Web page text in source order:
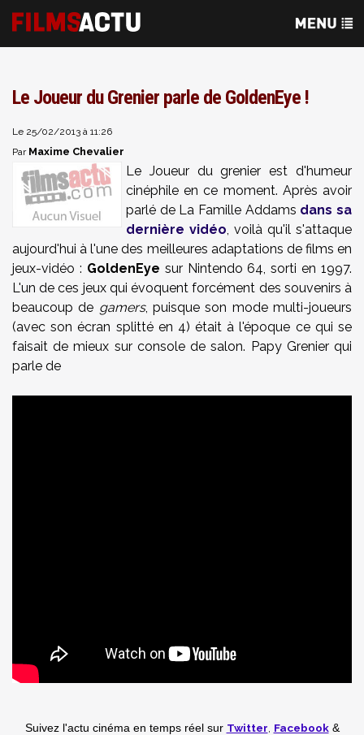
Le Joueur du Grenier parle de GoldenEye !
Le 25/02/2013 à 11:26
Par Maxime Chevalier
Le Joueur du grenier est d'humeur
cinéphile en ce moment. Après avoir
parlé de La Famille Addams dans sa
dernière vidéo, voilà qu'il s'attaque
aujourd'hui à l'une des meilleures adaptations de films en
jeux-vidéo : GoldenEye sur Nintendo 64, sorti en 1997.
L'un de ces jeux qui évoquent forcément des souvenirs à
beaucoup de gamers, puisque son mode multi-joueurs
(avec son écran splitté en 4) était à l'époque ce qui se
faisait de mieux sur console de salon. Papy Grenier qui
parle de
Suivez l'actu cinéma en temps réel sur Twitter Facebook&